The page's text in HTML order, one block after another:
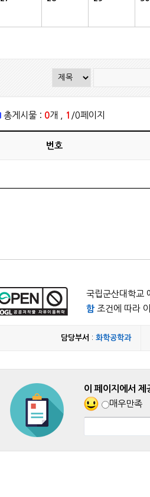
총게시물 : 0개 , 1 /0페이지
번호
국립군산대학교
함조건에 따라
담당부서 :화학공학과
이 페이지에서 제
매우만족